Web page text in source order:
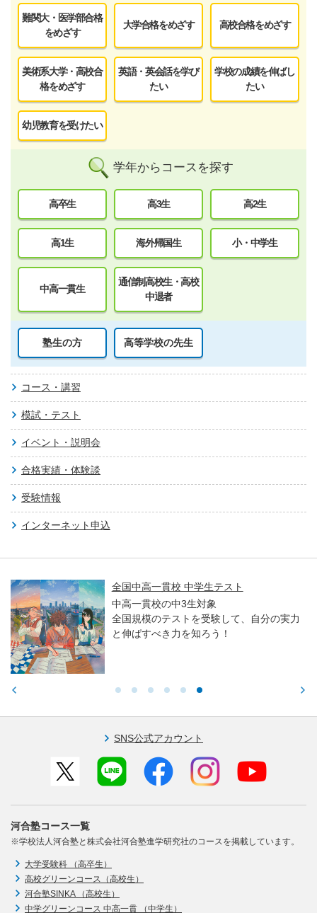
難関大・医学部合格
をめざす
大学合格をめざす 高校合格をめざす
美術系大学・高校合
格をめざす
英語・英会話を学び
たい
学校の成績を伸ばし
たい
幼児教育を受けたい
学年からコースを探す
高卒生 高3生 高2生
高1生 海外帰国生 小・中学生
中高一貫生
通信制高校生・高校
中退者
塾生の方 高等学校の先生
コース・講習
模試・テスト
イベント・説明会
合格実績・体験談
受験情報
インターネット申込
全国中高一貫校 中学生テスト
中高一貫校の中3生対象
全国規模のテストを受験して、自分の実力
と伸ばすべき力を知ろう！
SNS公式アカウント
河合塾コース一覧
※学校法人河合塾と株式会社河合塾進学研究社のコースを掲載しています。
大学受験科 （高卒生）
高校グリーンコース（高校生）
河合塾SINKA （高校生）
中学グリーンコース 中高一貫 （中学生）